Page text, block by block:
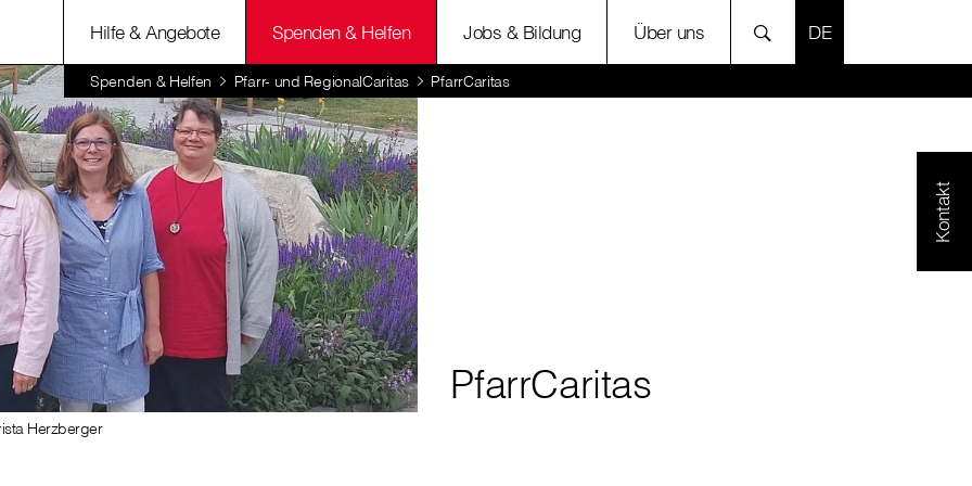
Hilfe & Angebote Spenden & Helfen Jobs & Bildung Über uns SPRACHE
Spenden & Helfen Pfarr- und RegionalCaritas PfarrCaritas
Kontakt
Herzberger
PfarrCaritas